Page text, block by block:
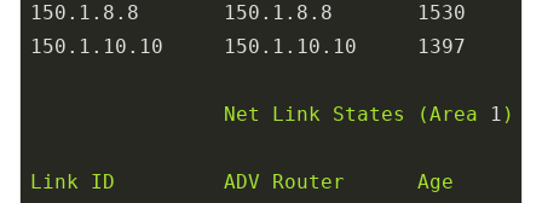
150.1 .8 .8 150.1 .8 .8
1530
150.1 .10 .10 150.1 .10 .10 1397
Net Link States (Area 1 )
Link ID ADV Router
Age